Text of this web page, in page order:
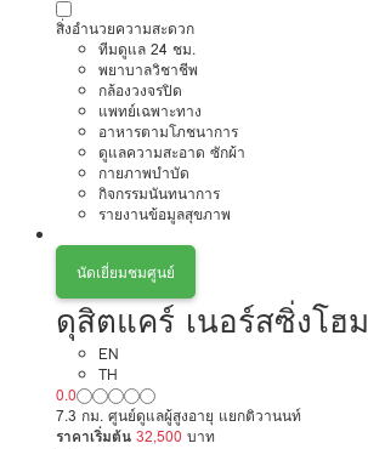
สิ่งอำนวยความสะดวก
ทีมดูแล 24 ชม.
พยาบาลวิชาชีพ
กล้องวงจรปิด
แพทย์เฉพาะทาง
อาหารตามโภชนาการ
ดูแลความสะอาด ซักผ้า
กายภาพบำบัด
กิจกรรมนันทนาการ
รายงานข้อมูลสุขภาพ
นัดเยี่ยมชมศูนย์
ดุสิตแคร์ เนอร์สซิ่งโฮม
EN
TH
0.0
7.3 กม. ศูนย์ดูแลผู้สูงอายุ แยกติวานนท์
ราคาเริ่มต้น 32,500 บาท